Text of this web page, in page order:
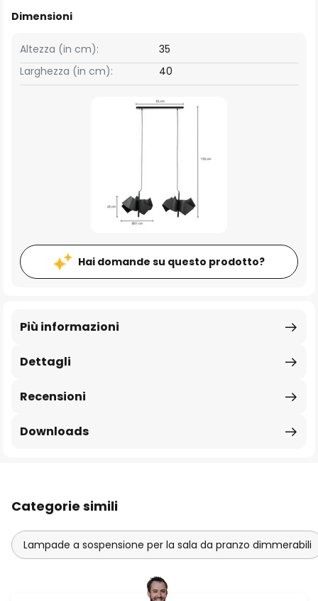
Dimensioni
Larghezza (in cm): 40
Altezza (in cm): 35
Hai domande su questo prodotto?
Dettagli
Più informazioni
Recensioni
Downloads
Categorie simili
Lampade a sospensione per la sala da pranzo dimmerabili